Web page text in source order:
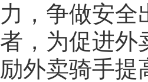
力，争做安全
者，为促进外
励外卖骑手提